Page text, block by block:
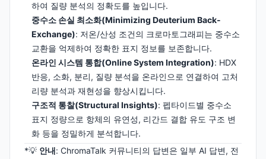
하여 질량 분석의 정확도를 높입니다.
중수소 손실 최소화(Minimizing Deuterium Back-
Exchange): 저온/산성 조건의 크로마토그래피는 중수소
교환을 억제하여 정확한 표지 정보를 보존합니다.
온라인 시스템 통합(Online System Integration): HDX
반응, 소화, 분리, 질량 분석을 온라인으로 연결하여 고처
리량 분석과 재현성을 향상시킵니다.
구조적 통찰(Structural Insights): 펩타이드별 중수소
표지 정량으로 항체의 유연성, 리간드 결합 유도 구조 변
화 등을 정밀하게 분석합니다.
*💡 안내: ChromaTalk 커뮤니티의 답변은 일부 AI 답변, 전